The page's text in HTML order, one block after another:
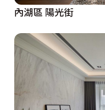
內湖區 陽光街